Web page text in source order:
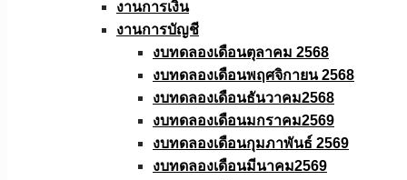
งานการเงิน
งานการบัญชี
งบทดลองเดือนตุลาคม 2568
งบทดลองเดือนพฤศจิกายน 2568
งบทดลองเดือนธันวาคม2568
งบทดลองเดือนมกราคม2569
งบทดลองเดือนกุมภาพันธ์ 2569
งบทดลองเดือนมีนาคม2569